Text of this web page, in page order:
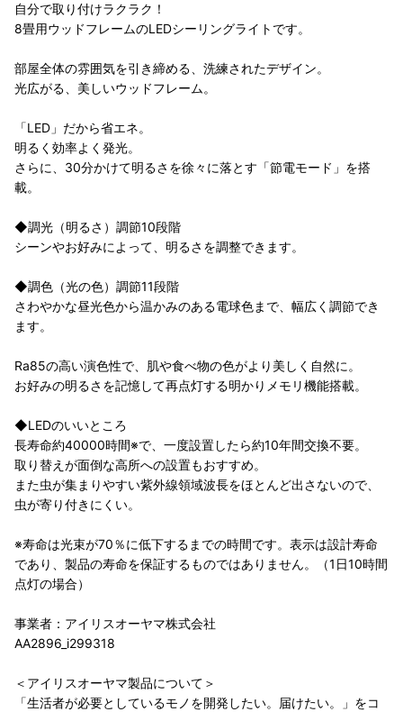
自分で取り付けラクラク！
8畳用ウッドフレームのLEDシーリングライトです。
部屋全体の雰囲気を引き締める、洗練されたデザイン。
光広がる、美しいウッドフレーム。
「LED」だから省エネ。
明るく効率よく発光。
さらに、30分かけて明るさを徐々に落とす「節電モード」を搭
載。
◆調光（明るさ）調節10段階
シーンやお好みによって、明るさを調整できます。
◆調色（光の色）調節11段階
さわやかな昼光色から温かみのある電球色まで、幅広く調節でき
ます。
Ra85の高い演色性で、肌や食べ物の色がより美しく自然に。
お好みの明るさを記憶して再点灯する明かりメモリ機能搭載。
◆LEDのいいところ
長寿命約40000時間※で、一度設置したら約10年間交換不要。
取り替えが面倒な高所への設置もおすすめ。
また虫が集まりやすい紫外線領域波長をほとんど出さないので、
虫が寄り付きにくい。
※寿命は光束が70％に低下するまでの時間です。表示は設計寿命
であり、製品の寿命を保証するものではありません。（1日10時間
点灯の場合）
事業者：アイリスオーヤマ株式会社
AA2896_i299318
＜アイリスオーヤマ製品について＞
「生活者が必要としているモノを開発したい。届けたい。」をコ